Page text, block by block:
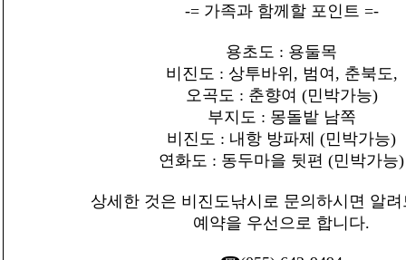
-= 가족과 함께할 포인트 =-
용초도 : 용둘목
비진도 : 상투바위, 범여, 춘북도,
오곡도 : 춘향여 (민박가능)
부지도 : 몽돌밭 남쪽
비진도 : 내항 방파제 (민박가능)
연화도 : 동두마을 뒷편 (민박가능)
상세한 것은 비진도낚시로 문의하시면 알
예약을 우선으로 합니다.